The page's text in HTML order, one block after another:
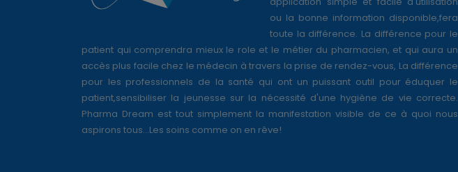
ou la bonne information disponible,fera
toute la différence. La différence pour le
patient qui comprendra mieux le role et le métier du pharmacien, et qui aura un
accès plus facile chez le médecin à travers la prise de rendez-vous, La différence
pour les professionnels de la santé qui ont un puissant outil pour éduquer le
patient,sensibiliser la jeunesse sur la nécessité d'une hygiène de vie correcte.
Pharma Dream est tout simplement la manifestation visible de ce à quoi nous
aspirons tous...Les soins comme on en rêve!